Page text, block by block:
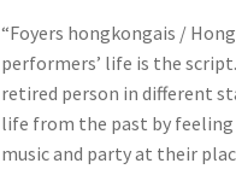
“Foyers hongkongais /
performers’ life is the
retired person in different
life from the past by feeling
music and party at their